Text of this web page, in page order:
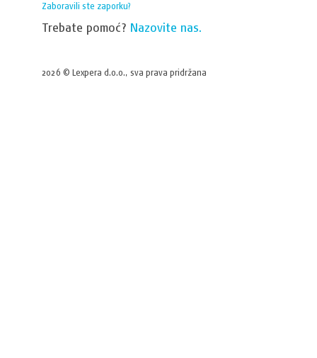
Zaboravili ste zaporku?
Trebate pomoć? Nazovite nas.
2026 © Lexpera d.o.o., sva prava pridržana